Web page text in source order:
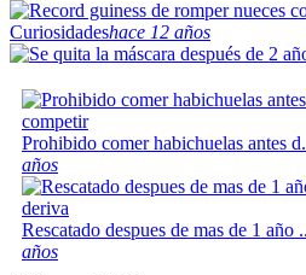
Curiosidadeshace 12 años
Prohibido comer habichuelas antes
años
Rescatado despues de mas de 1 año ..
años